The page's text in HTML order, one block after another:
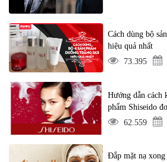
Cách dùng bộ
hiệu quả nhất
73.395
Hướng dẫn cách
phẩm Shiseido
62.559
Đắp mặt nạ